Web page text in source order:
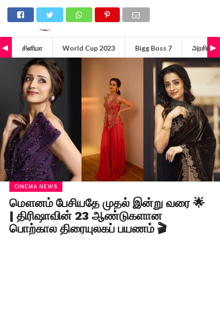
சினிமா World Cup 2023 Bigg Boss 7 அரசியல்
CINEMA NEWS
மௌனம் பேசியதே முதல் இன்று வரை 🌟
| திரிஷாவின் 23 ஆண்டுகளான
பொற்கால திரையுலகப் பயணம் 🎬